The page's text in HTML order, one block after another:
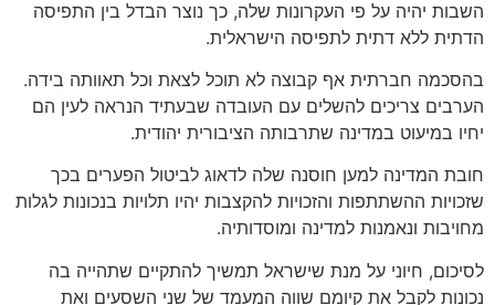
השבות יהיה על פי העקרונות שלה, כך נוצר הבדל בין התפיסה
הדתית ללא דתית לתפיסה הישראלית.
בהסכמה חברתית אף קבוצה לא תוכל לצאת וכל תאוותה בידה.
הערבים צריכים להשלים עם העובדה שבעתיד הנראה לעין הם
יחיו במיעוט במדינה שתרבותה הציבורית יהודית.
חובת המדינה למען חוסנה שלה לדאוג לביטול הפערים בכך
שזכויות ההשתתפות והזכויות להקצבות יהיו תלויות בנכונות לגלות
מחויבות ונאמנות למדינה ומוסדותיה.
לסיכום, חיוני על מנת שישראל תמשיך להתקיים שתהייה בה
נכונות לקבל את קיומם שווה המעמד של שני השסעים ואת